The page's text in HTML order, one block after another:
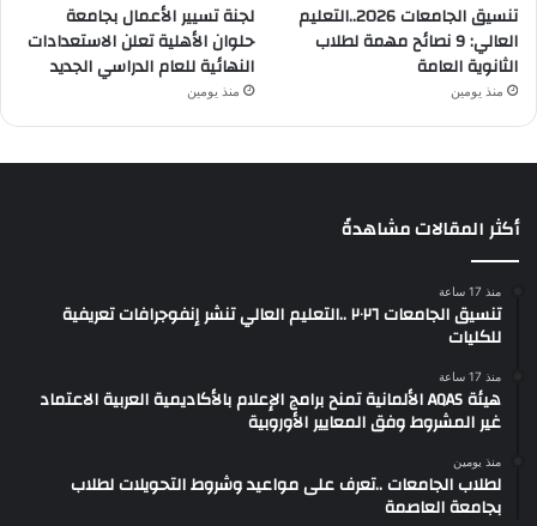
تنسيق الجامعات 2026..التعليم
العالي: 9 نصائح مهمة لطلاب
الثانوية العامة
منذ يومين
لجنة تسيير الأعمال بجامعة
حلوان الأهلية تعلن الاستعدادات
النهائية للعام الدراسي الجديد
منذ يومين
أكثر المقالات مشاهدةً
منذ 17 ساعة
تنسيق الجامعات ٢٠٢٦ ..التعليم العالي تنشر إنفوجرافات تعريفية
للكليات
منذ 17 ساعة
هيئة AQAS الألمانية تمنح برامج الإعلام بالأكاديمية العربية الاعتماد
غير المشروط وفق المعايير الأوروبية
منذ يومين
لطلاب الجامعات ..تعرف على مواعيد وشروط التحويلات لطلاب
بجامعة العاصمة